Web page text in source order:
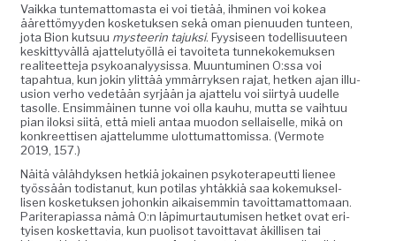
Vaik­ka tun­tem­at­tomas­ta ei voi tietää, ihmi­nen voi kokea
ääret­tömyy­den kos­ke­tuk­sen sekä oman pienu­u­den tun­teen,
jota Bion kut­suu mys­teerin tajuk­si. Fyy­siseen todel­lisu­u­teen
keskit­tyväl­lä ajat­te­lu­työl­lä ei tavoite­ta tun­nekoke­muk­sen
reali­teet­te­ja psyko­ana­ly­y­sis­sa. Muun­tu­mi­nen O:ssa voi
tapah­tua, kun jokin ylit­tää ymmär­ryk­sen rajat, het­ken ajan illu­
u­sion ver­ho vede­tään syr­jään ja ajat­telu voi siir­tyä uudelle
tasolle. Ensim­mäi­nen tunne voi olla kauhu, mut­ta se vai­h­tuu
pian ilok­si siitä, että mieli antaa muodon sel­l­aiselle, mikä on
konkreet­tisen ajat­telumme ulot­tumat­tomis­sa. (Ver­mote
2019, 157.)
Näitä välähdyk­sen het­k­iä jokainen psykoter­apeut­ti lie­nee
työssään todis­tanut, kun poti­las yhtäkkiä saa koke­muk­sel­
lisen kos­ke­tuk­sen johonkin aikaisem­min tavoit­ta­mat­tomaan.
Parit­er­api­as­sa nämä O:n läpimur­tau­tu­misen het­ket ovat eri­
tyisen kos­ket­tavia, kun puolisot tavoit­ta­vat äkil­lisen tai